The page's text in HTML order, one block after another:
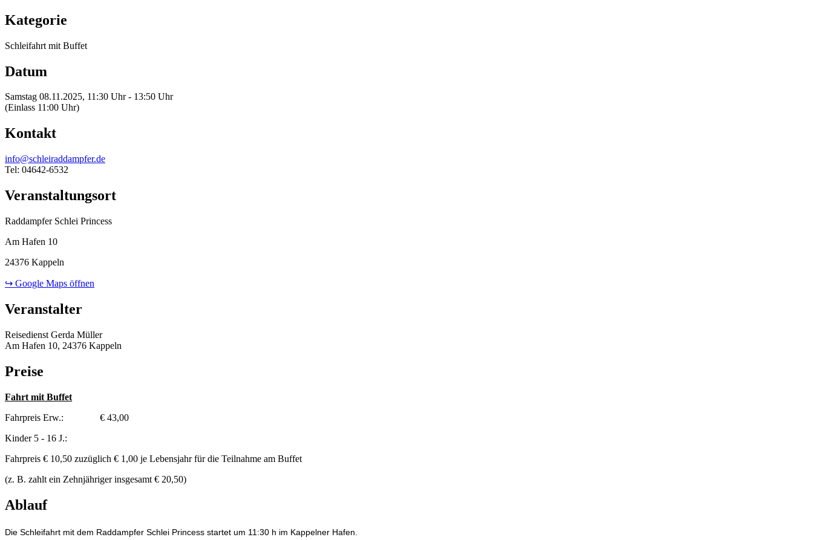
Kategorie
Schleifahrt mit Buffet
Datum
Samstag 08.11.2025, 11:30 Uhr - 13:50 Uhr
(Einlass 11:00 Uhr)
Kontakt
info@schleiraddampfer.de
Tel: 04642-6532
Veranstaltungsort
Raddampfer Schlei Princess
Am Hafen 10
24376 Kappeln
↪ Google Maps öffnen
Veranstalter
Reisedienst Gerda Müller
Am Hafen 10, 24376 Kappeln
Preise
Fahrt mit Buffet
Fahrpreis Erw.: € 43,00
Kinder 5 - 16 J.:
Fahrpreis € 10,50 zuzüglich € 1,00 je Lebensjahr für die Teilnahme am Buffet
(z. B. zahlt ein Zehnjähriger insgesamt € 20,50)
Ablauf
Die Schleifahrt mit dem Raddampfer Schlei Princess startet um 11:30 h im Kappelner Hafen.